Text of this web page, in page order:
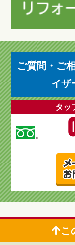
ご質問・ご
イザ
タッ
こ